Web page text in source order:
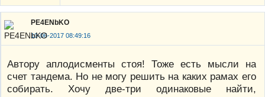
PE4ENbKO
10-06-2017 08:49:16
Автору аплодисменты стоя! Тоже есть мысли на
счет тандема. Но не могу решить на каких рамах его
собирать. Хочу две-три одинаковые найти,